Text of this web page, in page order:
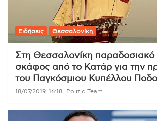
Ειδήσεις Θεσσαλονίκη
Στη Θεσσαλονίκη παραδοσιακό
σκάφος από το Κατάρ για την
του Παγκόσμιου Κυπέλλου
18/07/2019, 16:18 Politic Team